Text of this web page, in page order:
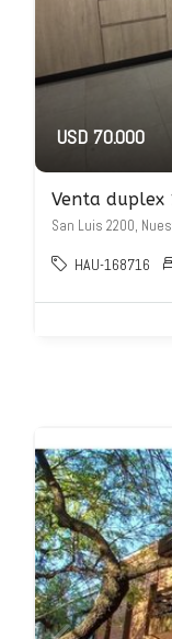
USD 70.000
San Luis 2200,
HAU-168716